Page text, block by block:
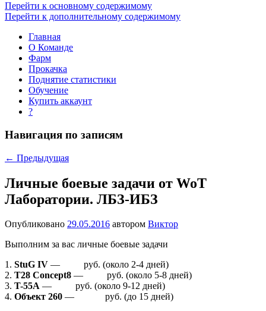
Перейти к основному содержимому
Перейти к дополнительному содержимому
Главная
О Команде
Фарм
Прокачка
Поднятие статистики
Обучение
Купить аккаунт
?
Навигация по записям
← Предыдущая
Личные боевые задачи от WoT
Лаборатории. ЛБЗ-ИБЗ
Опубликовано 29.05.2016 автором Виктор
Выполним за вас личные боевые задачи
1. StuG IV —
руб. (около 2-4 дней)
2. T28 Concept8 —
руб. (около 5-8 дней)
3. T-55A —
руб. (около 9-12 дней)
4. Объект 260 —
руб. (до 15 дней)